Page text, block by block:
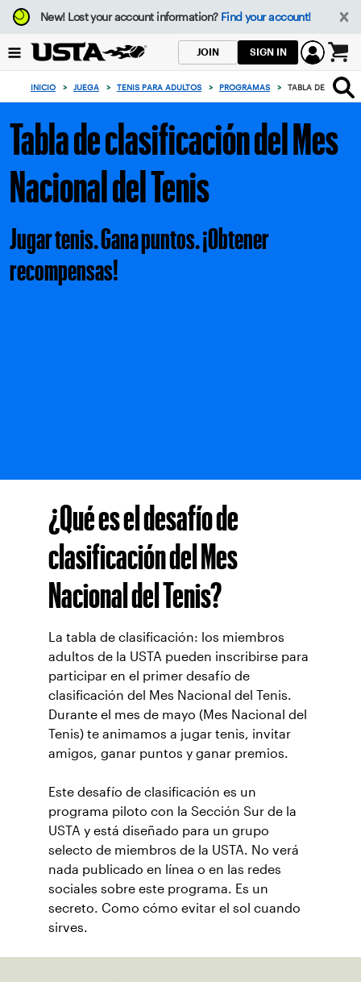
Enfoque
desde
botón
volver
principio
New!Lost your account information? Find your account!
JOIN SIGN IN
0
artículos
en
carrito
INICIO > JUEGA > TENIS PARA ADULTOS > PROGRAMAS > TABLA DE
Tabla de clasificación del Mes
Nacional del Tenis
Jugar tenis. Gana puntos. ¡Obtener
recompensas!
¿Qué es el desafío de
clasificación del Mes
Nacional del Tenis?
La tabla de clasificación: los miembros
adultos de la USTA pueden inscribirse para
participar en el primer desafío de
clasificación del Mes Nacional del Tenis.
Durante el mes de mayo (Mes Nacional del
Tenis) te animamos a jugar tenis, invitar
amigos, ganar puntos y ganar premios.
Este desafío de clasificación es un
programa piloto con la Sección Sur de la
USTA y está diseñado para un grupo
selecto de miembros de la USTA. No verá
nada publicado en línea o en las redes
sociales sobre este programa. Es un
secreto. Como cómo evitar el sol cuando
sirves.